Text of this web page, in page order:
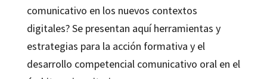
comunicativo en los nuevos contextos
digitales? Se presentan aquí herramientas y
estrategias para la acción formativa y el
desarrollo competencial comunicativo oral en el